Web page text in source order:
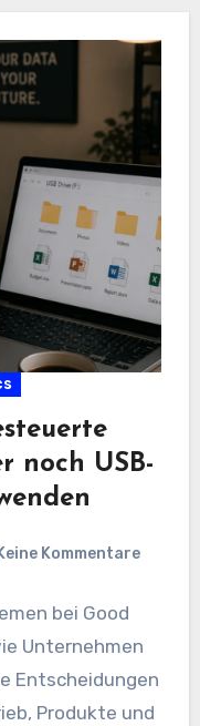
noch USB-
Keine Kommentare
bei Good
Unternehmen
Entscheidungen
Produkte und